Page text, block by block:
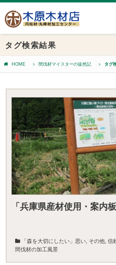
タグ検索結果
HOME 間伐材マイスターの徒然記 タグ
「兵庫県産材使用・案内
「森を大切にしたい」思い その他 信
間伐材の加工風景